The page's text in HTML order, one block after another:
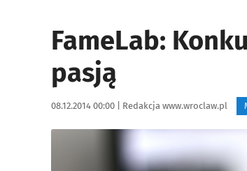
FameLab:
pasją
Data publikacji:
08.12.2014 00:00 | Autor:
Redakcja www.wroclaw.pl